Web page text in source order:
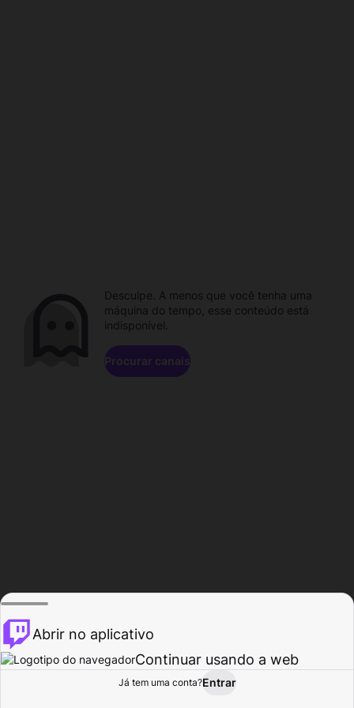
Procurar Atividade
Desculpe. A menos que você tenha uma
máquina do tempo, esse conteúdo está
indisponível.
Procurar canais
Abrir no aplicativo
Continuar usando a web
Já tem uma conta?Entrar